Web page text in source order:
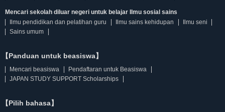
Mencari sekolah diluar negeri untuk belajar Ilmu sosial sains
Ilmu pendidikan dan pelatihan guru
Ilmu sains kehidupan
Ilmu seni
Sains umum
【Panduan untuk beasiswa】
Mencari beasiswa
Pendaftaran untuk Beasiswa
JAPAN STUDY SUPPORT Scholarships
【Pilih bahasa】